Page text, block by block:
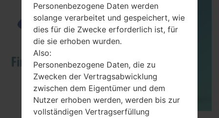
Personenbezogene Daten werden
solange verarbeitet und gespeichert, wie
dies für die Zwecke erforderlich ist, für
die sie erhoben wurden.
Also:
Personenbezogene Daten, die zu
Zwecken der Vertragsabwicklung
zwischen dem Eigentümer und dem
Nutzer erhoben werden, werden bis zur
vollständigen Vertragserfüllung